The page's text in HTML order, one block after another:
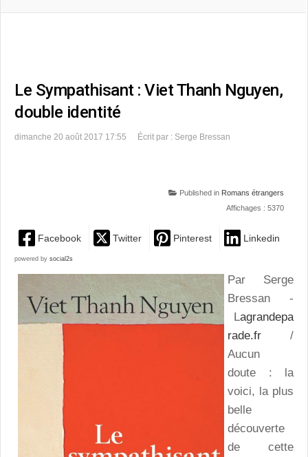
Le Sympathisant : Viet Thanh Nguyen,
double identité
dimanche 20 août 2017 17:55 Écrit par : Serge Bressan
Published in Romans étrangers
Affichages : 5370
Facebook Twitter Pinterest Linkedin
powered by social2s
Par Serge
Bressan -
Lagrandepa
rade.fr /
Aucun
doute : la
voici, la plus
belle
découverte
de cette